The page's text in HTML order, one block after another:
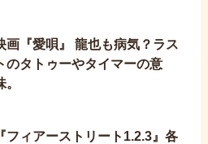
画『愛唄』 龍也も病気？ラス
のタトゥーやタイマーの意
。
『フィアーストリート1.2.3』各